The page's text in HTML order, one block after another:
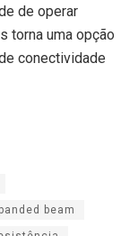
de operar
torna uma opção
conectividade
beam